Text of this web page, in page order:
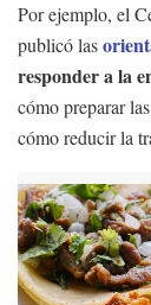
Por ejemplo, el
publicó las
responder a la
cómo preparar
cómo reducir la